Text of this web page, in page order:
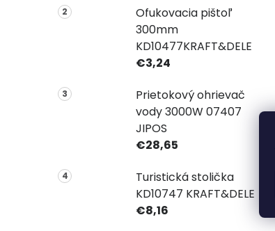
Ofukovacia pištoľ
300mm
KD10477KRAFT&DELE
€3,24
Prietokový ohrievač
vody 3000W 07407
JIPOS
€28,65
Turistická stolička
KD10747 KRAFT&DELE
€8,16